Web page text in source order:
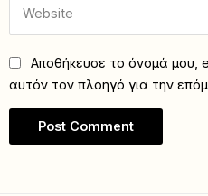
Αποθήκευσε το όνομά μου,
αυτόν τον πλοηγό για την